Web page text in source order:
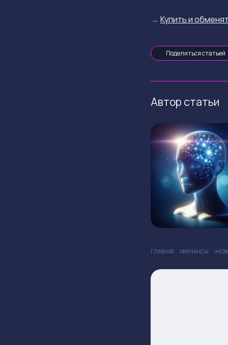
→ Купить и
Поделиться статьей
Автор статьи
ГЛАВНАЯ ФИНАНСЫ